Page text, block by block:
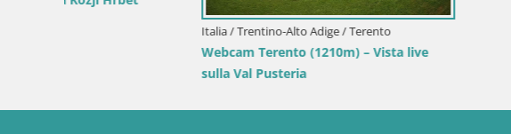
Italia / Trentino-Alto Adige / Terento
Webcam Terento (1210m) – Vista live